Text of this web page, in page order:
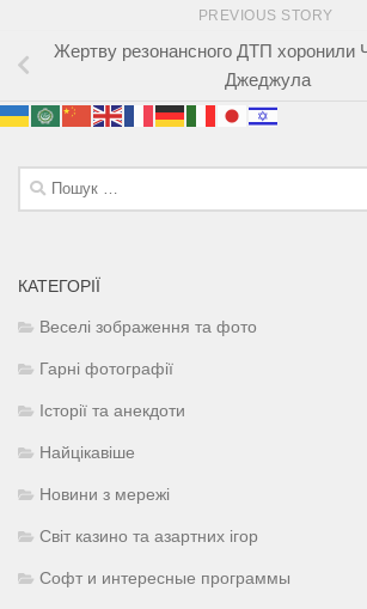
PREVIOUS STORY
Жертву резонансного ДТП хоронили
Джеджула
Пошук:
КАТЕГОРІЇ
Веселі зображення та фото
Гарні фотографії
Історії та анекдоти
Найцікавіше
Новини з мережі
Світ казино та азартних ігор
Софт и интересные программы